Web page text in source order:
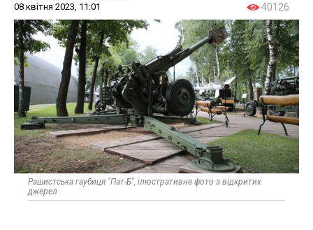
08 квітня 2023, 11:01 40126
Рашистська гаубиця "Пат-Б", ілюстративне фото з відкритих
джерел